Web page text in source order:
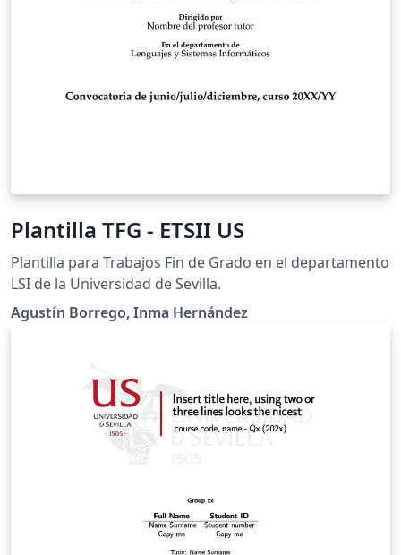
Plantilla TFG - ETSII US
Plantilla para Trabajos Fin de Grado en el departamento
LSI de la Universidad de Sevilla.
Agustín Borrego, Inma Hernández